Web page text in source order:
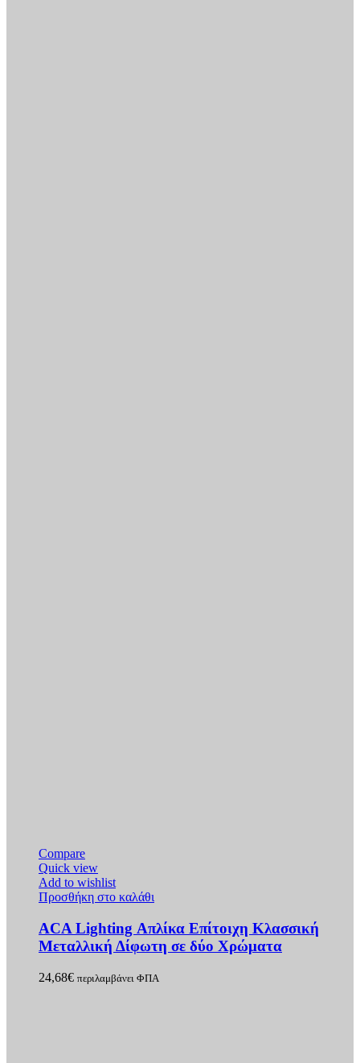
Compare
Quick view
Add to wishlist
Προσθήκη στο καλάθι
ACA Lighting Απλίκα Επίτοιχη Κλασσική
Μεταλλική Δίφωτη σε δύο Χρώματα
24,68€ περιλαμβάνει ΦΠΑ